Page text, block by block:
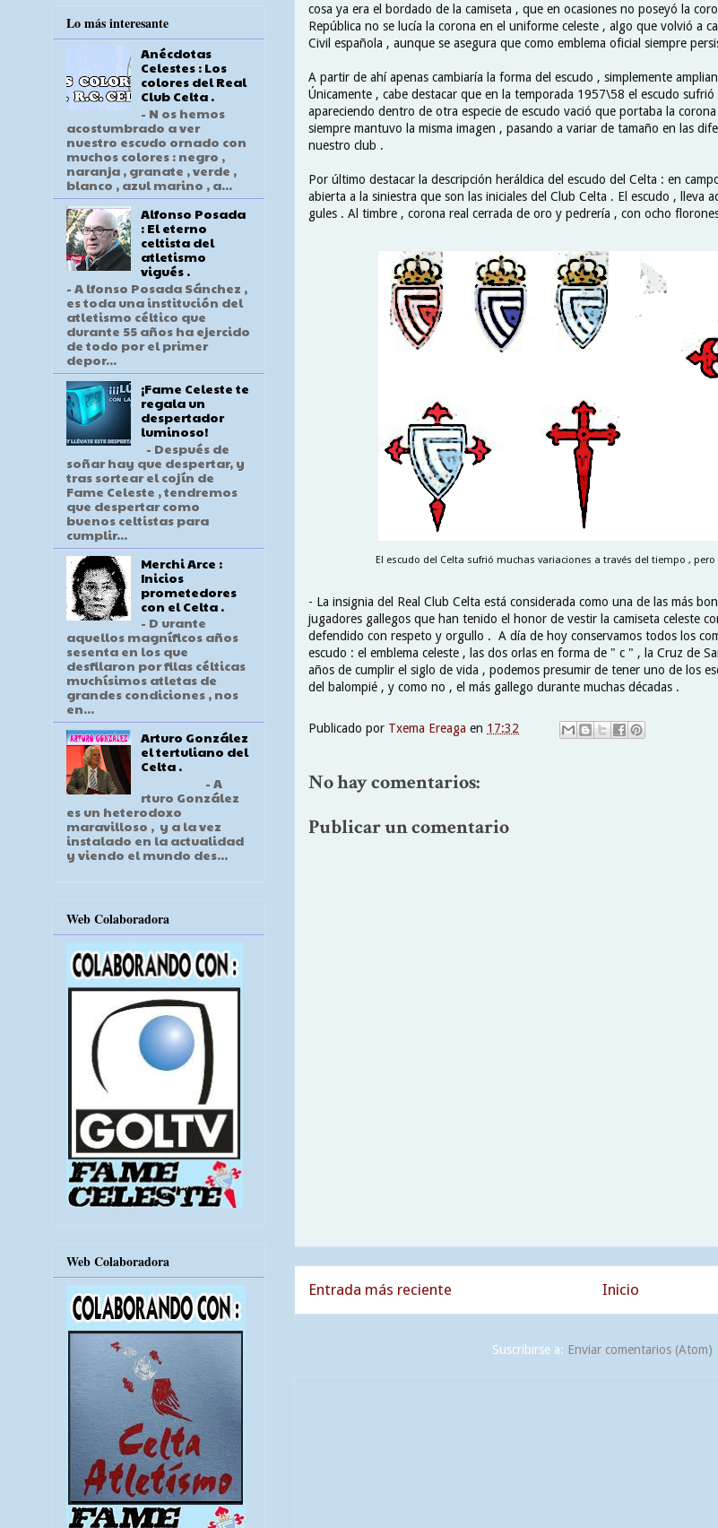
cosa ya era el bordado de la camiseta , que en ocasiones no poseyó la
República no se lucía la corona en el uniforme celeste , algo que volvió a
Civil española , aunque se asegura que como emblema oficial siempre
A partir de ahí apenas cambiaría la forma del escudo , simplemente
Únicamente , cabe destacar que en la temporada 1957\58 el escudo
apareciendo dentro de otra especie de escudo vació que portaba la
siempre mantuvo la misma imagen , pasando a variar de tamaño en las
nuestro club .
Por último destacar la descripción heráldica del escudo del Celta : en
abierta a la siniestra que son las iniciales del Club Celta . El escudo , lleva
gules . Al timbre , corona real cerrada de oro y pedrería , con ocho
El escudo del Celta sufrió muchas variaciones a través del tiempo ,
- La insignia del Real Club Celta está considerada como una de las más
jugadores gallegos que han tenido el honor de vestir la camiseta celeste
defendido con respeto y orgullo . A día de hoy conservamos todos los
escudo : el emblema celeste , las dos orlas en forma de " c " , la Cruz de
años de cumplir el siglo de vida , podemos presumir de tener uno de los
del balompié , y como no , el más gallego durante muchas décadas .
Publicado por Txema Ereaga en 17:32
No hay comentarios:
Publicar un comentario
Entrada más reciente Inicio
Suscribirse a: Enviar comentarios (Atom)
Lo más interesante
Anécdotas
Celestes : Los
colores del Real
Club Celta .
- N os hemos
acostumbrado a ver
nuestro escudo ornado con
muchos colores : negro ,
naranja , granate , verde ,
blanco , azul marino , a...
Alfonso Posada
: El eterno
celtista del
atletismo
vigués .
- A lfonso Posada Sánchez ,
es toda una institución del
atletismo céltico que
durante 55 años ha ejercido
de todo por el primer
depor...
¡Fame Celeste te
regala un
despertador
luminoso!
- Después de
soñar hay que despertar, y
tras sortear el cojín de
Fame Celeste , tendremos
que despertar como
buenos celtistas para
cumplir...
Merchi Arce :
Inicios
prometedores
con el Celta .
- D urante
aquellos magníficos años
sesenta en los que
desfilaron por filas célticas
muchísimos atletas de
grandes condiciones , nos
en...
Arturo González
el tertuliano del
Celta .
- A
rturo González
es un heterodoxo
maravilloso , y a la vez
instalado en la actualidad
y viendo el mundo des...
Web Colaboradora
Web Colaboradora